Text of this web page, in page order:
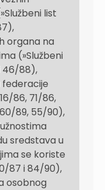
list
organa na
(»Službeni
46/88),
federacije
86, 71/86,
60/89, 55/90),
sredstava u
se koriste
87 i 84/90),
osobnog